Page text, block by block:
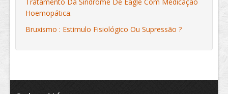
Hoemopática.
Bruxismo : Estimulo Fisiológico Ou Supressão ?